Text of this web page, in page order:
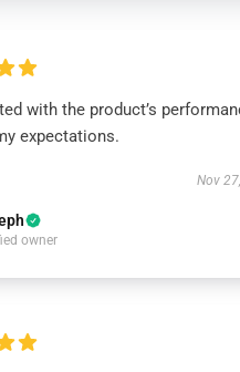
with the product’s
expectations.
Nov
owner